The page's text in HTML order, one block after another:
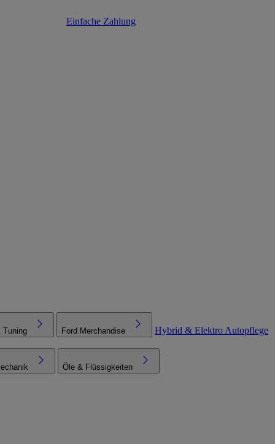
Einfache Zahlung
Tuning Ford Merchandise Hybrid & Elektro Autopflege
Öle & Flüssigkeiten